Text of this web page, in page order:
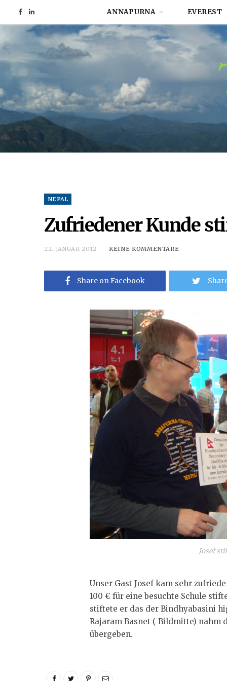
F
b
L
i
k
e
ANNAPURNA EVEREST
NEPAL
Zufriedener Kunde
22. JANUAR 2012 KEINE KOMMENTARE
Share on Facebook
Josef
Unser Gast Josef kam sehr
100 € für eine besuchte Schule
stiftete er das der Bindhyabasini
Rajaram Basnet ( Bildmitte) nahm
übergeben.